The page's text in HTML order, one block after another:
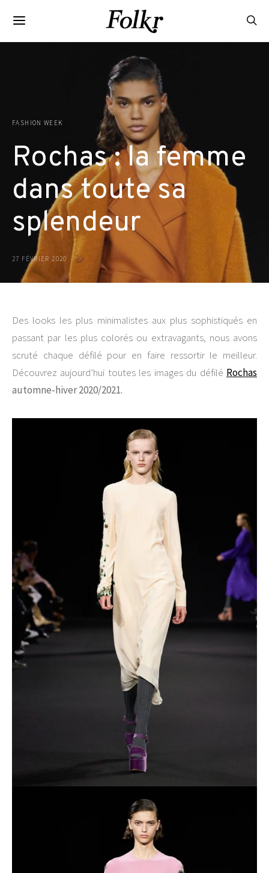
FASHION WEEK
Rochas : la femme
dans toute sa
splendeur
27 FÉVRIER 2020
Des looks les plus minimalistes aux plus sophistiqués en
passant par les plus colorés ou extravagants, nous avons
scruté chaque défilé pour en faire ressortir le meilleur.
Découvrez aujourd’hui toutes les images du défilé Rochas
automne-hiver 2020/2021.